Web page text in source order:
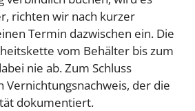
richten wir nach kurzer
Termin dazwischen ein. Die
vom Behälter bis zum
nie ab. Zum Schluss
Vernichtungsnachweis, der die
dokumentiert.